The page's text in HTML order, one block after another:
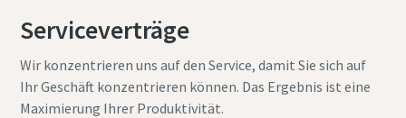
Serviceverträge
Wir konzentrieren uns auf den Service, damit Sie sich auf
Ihr Geschäft konzentrieren können. Das Ergebnis ist eine
Maximierung Ihrer Produktivität.